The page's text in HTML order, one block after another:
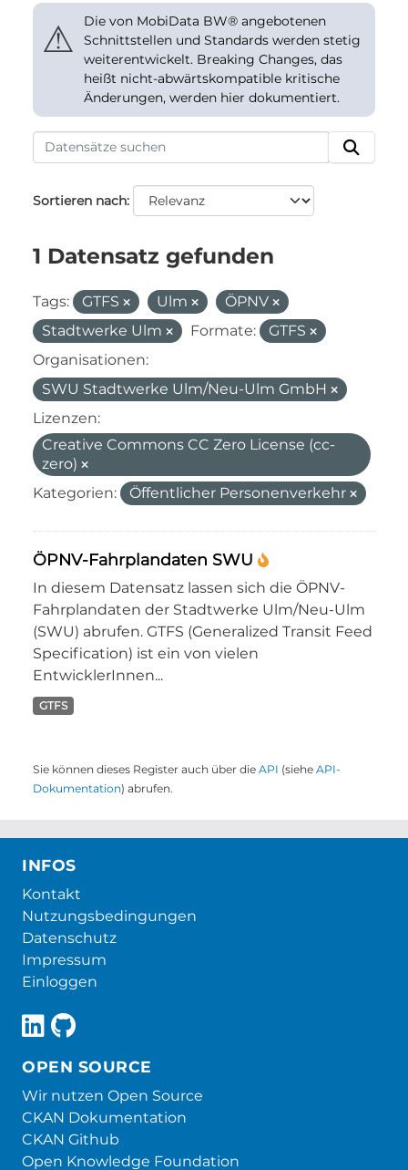
⚠
Die von MobiData BW® angebotenen
Schnittstellen und Standards werden stetig
weiterentwickelt. Breaking Changes, das
heißt nicht-abwärtskompatible kritische
Änderungen, werden hier dokumentiert.
Sortieren nach
1 Datensatz gefunden
Tags: GTFS Ulm
ÖPNV
Stadtwerke Ulm
Formate:
GTFS
Organisationen:
SWU Stadtwerke Ulm/Neu-Ulm GmbH
Lizenzen:
Creative Commons CC Zero License (cc-
zero)
Kategorien:
Öffentlicher Personenverkehr
ÖPNV-Fahrplandaten SWU
In diesem Datensatz lassen sich die ÖPNV-
Fahrplandaten der Stadtwerke Ulm/Neu-Ulm
(SWU) abrufen. GTFS (Generalized Transit Feed
Specification) ist ein von vielen
EntwicklerInnen...
GTFS
Sie können dieses Register auch über die API (siehe API-
Dokumentation) abrufen.
INFOS
Kontakt
Nutzungsbedingungen
Datenschutz
Impressum
Einloggen
OPEN SOURCE
Wir nutzen Open Source
CKAN Dokumentation
CKAN Github
Open Knowledge Foundation